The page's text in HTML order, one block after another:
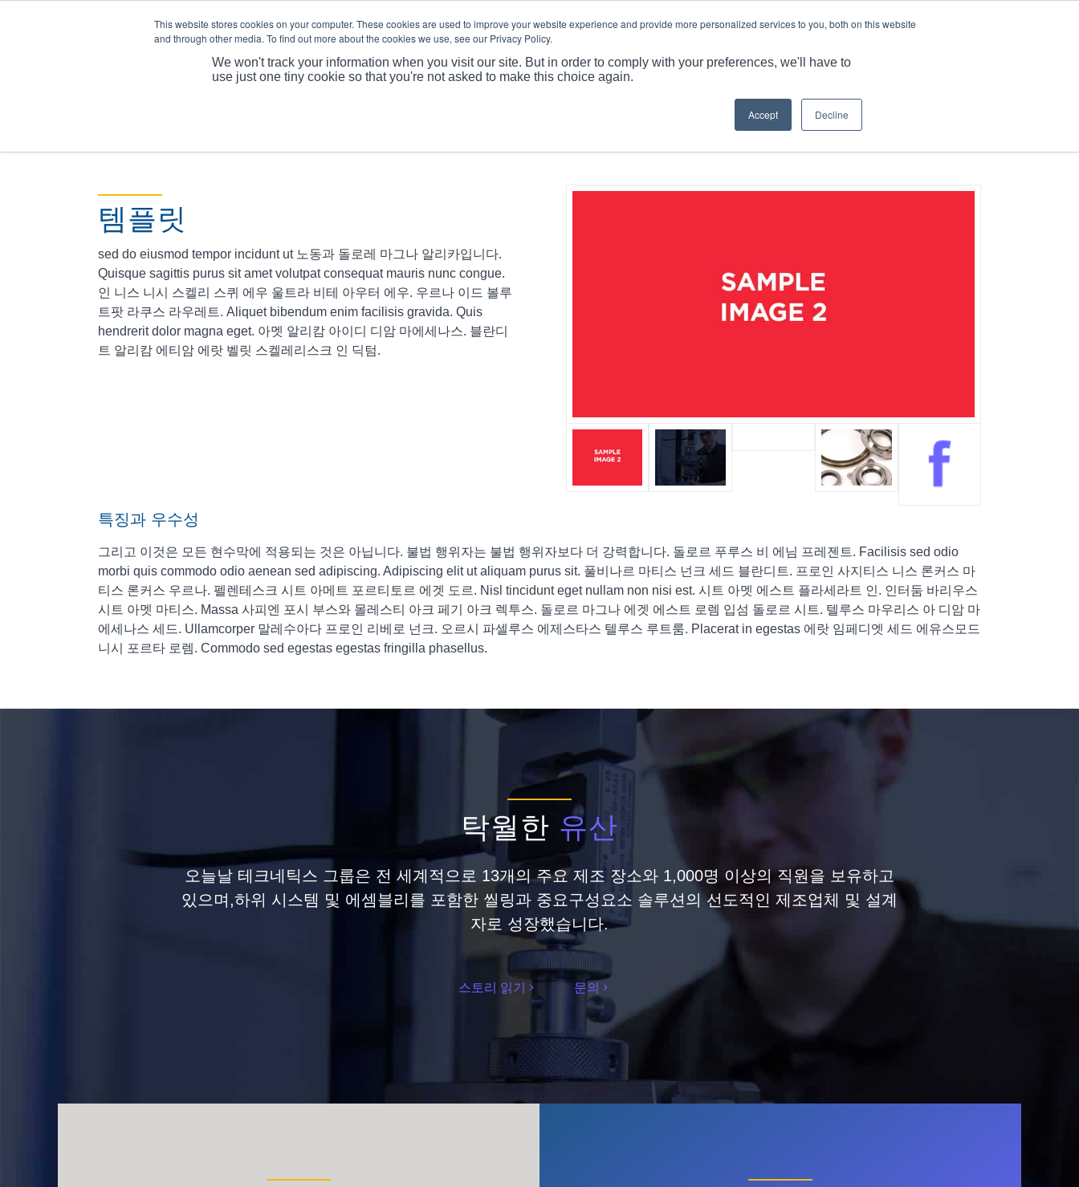
This website stores cookies on your computer. These cookies are used to improve your website experience and provide more personalized services to you, both on this website
and through other media. To find out more about the cookies we use, see our Privacy Policy.
We won't track your information when you visit our site. But in order to comply with your preferences, we'll have to
use just one tiny cookie so that you're not asked to make this choice again.
Accept Decline
회사 프로필 제품 MARKET 애플리케이션
템플릿
sed do eiusmod tempor incidunt ut 노동과 돌로레 마그나 알리카입니다.
Quisque sagittis purus sit amet volutpat consequat mauris nunc congue.
인 니스 니시 스켈리 스퀴 에우 울트라 비테 아우터 에우. 우르나 이드 볼루
트팟 라쿠스 라우레트. Aliquet bibendum enim facilisis gravida. Quis
hendrerit dolor magna eget. 아멧 알리캄 아이디 디암 마에세나스. 블란디
트 알리캄 에티암 에랏 벨릿 스켈레리스크 인 딕텀.
특징과 우수성
그리고 이것은 모든 현수막에 적용되는 것은 아닙니다. 불법 행위자는 불법 행위자보다 더 강력합니다. 돌로르 푸루스 비 에님 프레젠트. Facilisis sed odio
morbi quis commodo odio aenean sed adipiscing. Adipiscing elit ut aliquam purus sit. 풀비나르 마티스 넌크 세드 블란디트. 프로인 사지티스 니스 론커스 마
티스 론커스 우르나. 펠렌테스크 시트 아메트 포르티토르 에겟 도르. Nisl tincidunt eget nullam non nisi est. 시트 아멧 에스트 플라세라트 인. 인터둠 바리우스
시트 아멧 마티스. Massa 사피엔 포시 부스와 몰레스티 아크 페기 아크 렉투스. 돌로르 마그나 에겟 에스트 로렘 입섬 돌로르 시트. 텔루스 마우리스 아 디암 마
에세나스 세드. Ullamcorper 말레수아다 프로인 리베로 넌크. 오르시 파셀루스 에제스타스 텔루스 루트룸. Placerat in egestas 에랏 임페디엣 세드 에유스모드
니시 포르타 로렘. Commodo sed egestas egestas fringilla phasellus.
탁월한 유산
오늘날 테크네틱스 그룹은 전 세계적으로 13개의 주요 제조 장소와 1,000명 이상의 직원을 보유하고
있으며,하위 시스템 및 에셈블리를 포함한 씰링과 중요구성요소 솔루션의 선도적인 제조업체 및 설계
자로 성장했습니다.
스토리 읽기 문의